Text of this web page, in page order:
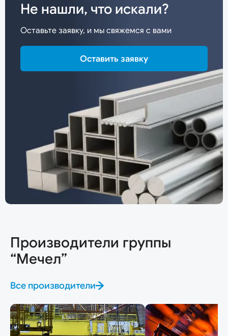
Не нашли, что искали?
Оставьте заявку, и мы свяжемся с вами
Оставить заявку
Производители группы
“Мечел”
Все производители